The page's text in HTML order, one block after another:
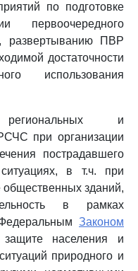
по подготовке
первоочередного
развертыванию ПВР
достаточности
использования
и
при организации
пострадавшего
в т.ч. при
зданий,
в рамках
Законом
населения и
природного и